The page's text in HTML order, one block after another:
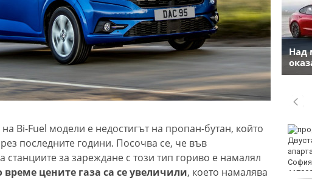
Bi-Fuel модели е недостигът на пропан-бутан, който
последните години. Посочва се, че във
станциите за зареждане с този тип гориво е намалял
време цените газа са се увеличили, което намалява
Над
Времето във Варна на 7
август 2026